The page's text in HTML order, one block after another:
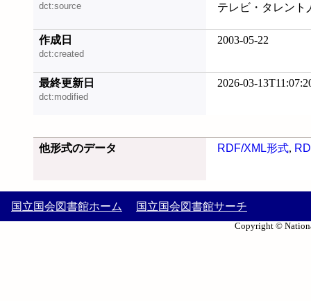
dct:source
テレビ・タレント
作成日
dct:created
2003-05-22
最終更新日
dct:modified
2026-03-
他形式のデータ RDF/XML形式,
国立国会図書館ホーム 国立国会図書館サーチ
Copyright ©